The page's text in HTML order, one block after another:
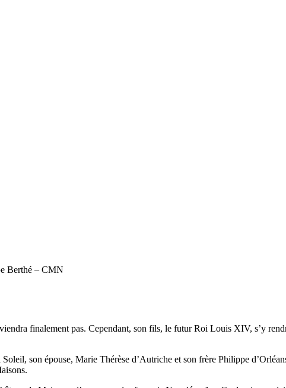
Berthé – CMN
finalement pas. Cependant, son fils, le futur Roi Louis XIV, s’y
son épouse, Marie Thérèse d’Autriche et son frère Philippe